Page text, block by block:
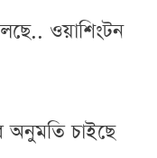
ওয়াশিংটন
অনুমতি চাইছে